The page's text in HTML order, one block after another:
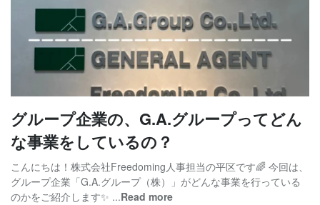
グループ企業の、G.A.グループってどん
な事業をしているの？
こんにちは！株式会社Freedoming人事担当の平区です🌈 今回は、
グループ企業「G.A.グループ（株）」がどんな事業を行っている
のかをご紹介します✨ ...Read more